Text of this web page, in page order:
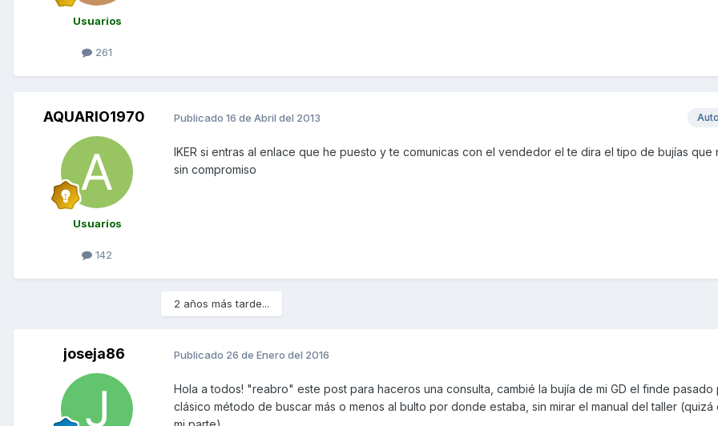
Usuarios
261
AQUARIO1970
Usuarios
142
Publicado 16 de Abril del 2013
IKER si entras al enlace que he puesto y te comunicas con el vendedor el te dira el tipo de bujías que
sin compromiso
2 años más tarde...
joseja86 Publicado 26 de Enero del 2016
Hola a todos! "reabro" este post para haceros una consulta, cambié la bujía de mi GD el finde pasado
clásico método de buscar más o menos al bulto por donde estaba, sin mirar el manual del taller